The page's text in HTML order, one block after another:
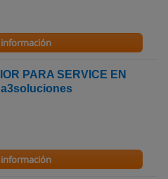
PARA SERVICE EN